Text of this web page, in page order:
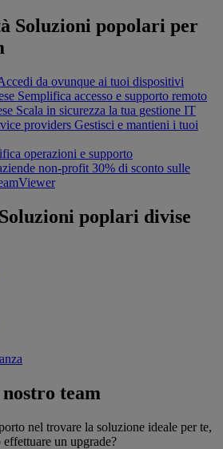
Soluzioni popolari per
da ovunque ai tuoi dispositivi
Semplifica accesso e supporto remoto
Scala in sicurezza la tua gestione IT
providers Gestisci e mantieni i tuoi
operazioni e supporto
non-profit 30% di sconto sulle
Soluzioni poplari divise
team
nel trovare la soluzione ideale per te,
un upgrade?